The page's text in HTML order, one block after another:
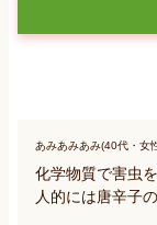
あみあみあみ(40代・女
化学物質で害虫
人的には唐辛子